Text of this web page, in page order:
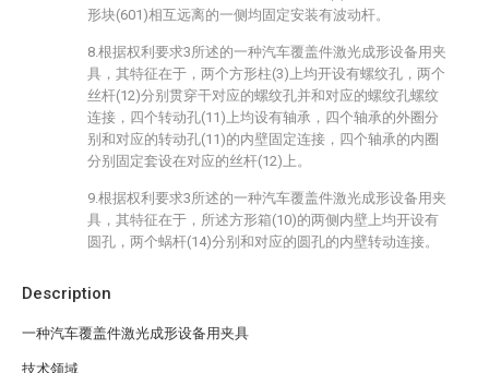
Description
一种汽车覆盖件激光成形设备用夹具
技术领域
形块(601)相互远离的一侧均固定安装有波动杆。
8.根据权利要求3所述的一种汽车覆盖件激光成形设备用夹
具，其特征在于，两个方形柱(3)上均开设有螺纹孔，两个
丝杆(12)分别贯穿干对应的螺纹孔并和对应的螺纹孔螺纹
连接，四个转动孔(11)上均设有轴承，四个轴承的外圈分
别和对应的转动孔(11)的内壁固定连接，四个轴承的内圈
分别固定套设在对应的丝杆(12)上。
9.根据权利要求3所述的一种汽车覆盖件激光成形设备用夹
具，其特征在于，所述方形箱(10)的两侧内壁上均开设有
圆孔，两个蜗杆(14)分别和对应的圆孔的内壁转动连接。